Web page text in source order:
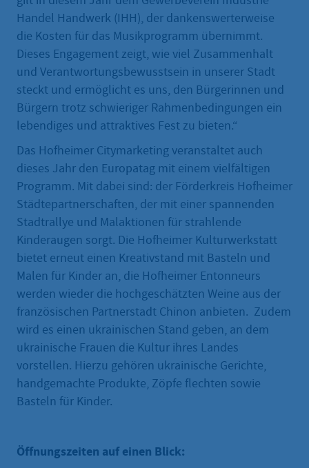
Handel Handwerk (IHH), der dankenswerterweise
die Kosten für das Musikprogramm übernimmt.
Dieses Engagement zeigt, wie viel Zusammenhalt
und Verantwortungsbewusstsein in unserer Stadt
steckt und ermöglicht es uns, den Bürgerinnen und
Bürgern trotz schwieriger Rahmenbedingungen ein
lebendiges und attraktives Fest zu bieten.“
Das Hofheimer Citymarketing veranstaltet auch
dieses Jahr den Europatag mit einem vielfältigen
Programm. Mit dabei sind: der Förderkreis Hofheimer
Städtepartnerschaften, der mit einer spannenden
Stadtrallye und Malaktionen für strahlende
Kinderaugen sorgt. Die Hofheimer Kulturwerkstatt
bietet erneut einen Kreativstand mit Basteln und
Malen für Kinder an, die Hofheimer Entonneurs
werden wieder die hochgeschätzten Weine aus der
französischen Partnerstadt Chinon anbieten. Zudem
wird es einen ukrainischen Stand geben, an dem
ukrainische Frauen die Kultur ihres Landes
vorstellen. Hierzu gehören ukrainische Gerichte,
handgemachte Produkte, Zöpfe flechten sowie
Basteln für Kinder.
Öffnungszeiten auf einen Blick: